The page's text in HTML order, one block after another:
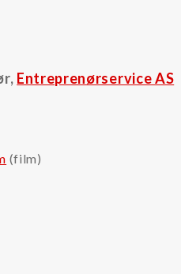
Entreprenørservice AS
(film)